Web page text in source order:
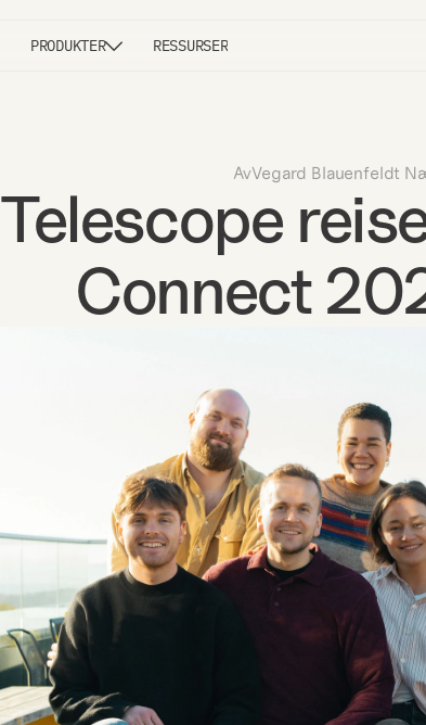
PRODUKTER RESSURSER
AvVegard Blauenfeldt
Telescope
Connect